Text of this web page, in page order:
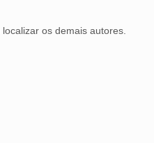
os demais autores.